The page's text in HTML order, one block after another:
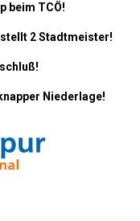
beim TCÖ!
2 Stadtmeister!
Niederlage!